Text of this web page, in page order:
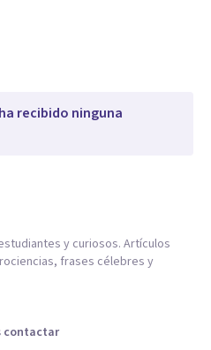
recibido ninguna
y curiosos. Artículos
frases célebres y
contactar